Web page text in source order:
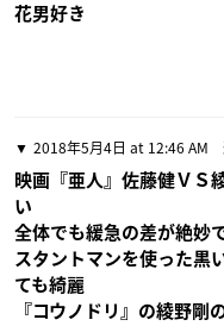
花男好き
2018年5月4日 at 12:46 AM
映画『亜人』佐藤健ＶＳ
い
全体でも緩急の差が絶妙
スタントマンを使った黒
ても綺麗
『コウノドリ』の綾野剛